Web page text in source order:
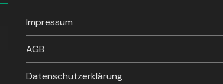
Impressum
AGB
Datenschutzerklärung